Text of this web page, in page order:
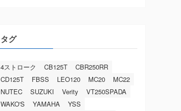
タグ
4ストローク CB125T
CBR250RR
CD125T
FBSS LEO120 MC20
MC22
NUTEC
SUZUKI Verity
VT250SPADA
WAKO'S
YAMAHA
YSS